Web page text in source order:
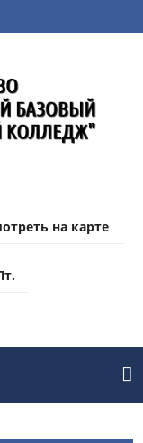
на карте